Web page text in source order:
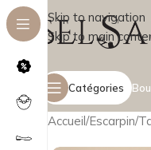
Skip to navigation
Skip to main
Catégories
Accueil/Escarpin/